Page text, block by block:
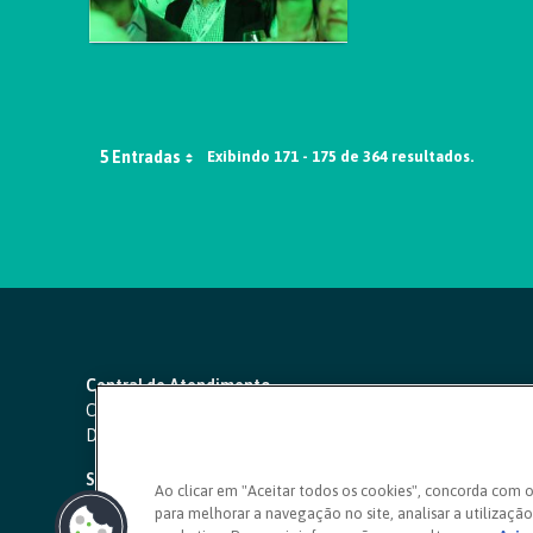
5 Entradas Exibindo 171 - 175 de 364 resultados.
Central de Atendimento
Capitais e regiões metropolitanas:
Demais localidades:
SAC 24 horas
Ouvidoria
Ao clicar em "Aceitar todos os cookies", concorda com
para melhorar a navegação no site, analisar a